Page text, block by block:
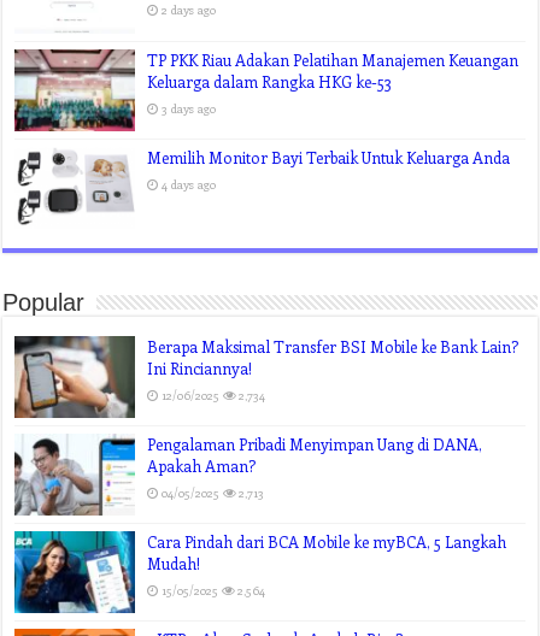
2 days ago
TP PKK Riau Adakan Pelatihan Manajemen Keuangan
Keluarga dalam Rangka HKG ke-53
3 days ago
Memilih Monitor Bayi Terbaik Untuk Keluarga Anda
4 days ago
Popular
Berapa Maksimal Transfer BSI Mobile ke Bank Lain?
Ini Rinciannya!
12/06/2025 2,734
Pengalaman Pribadi Menyimpan Uang di DANA,
Apakah Aman?
04/05/2025 2,713
Cara Pindah dari BCA Mobile ke myBCA, 5 Langkah
Mudah!
15/05/2025 2,564